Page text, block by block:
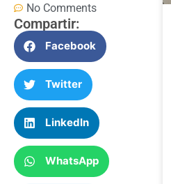
No Comments
Compartir:
Facebook
Twitter
LinkedIn
WhatsApp